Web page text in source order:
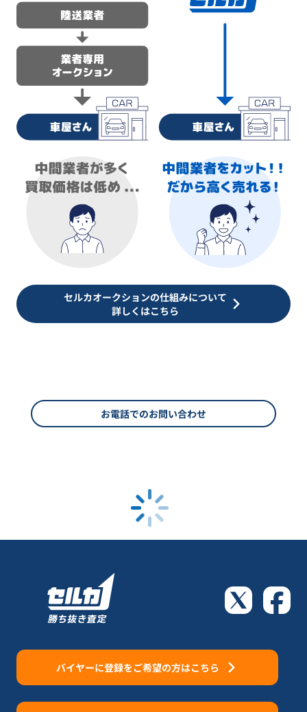
セルカオークションの仕組みについて
詳しくはこちら
お電話でのお問い合わせ
バイヤーに登録をご希望の方はこちら